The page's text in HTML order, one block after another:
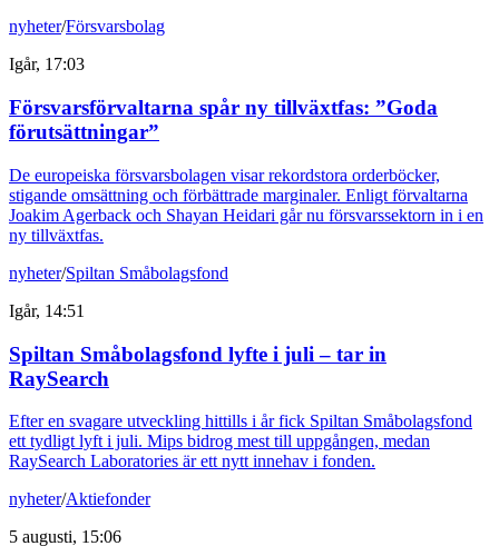
nyheter/Försvarsbolag
Igår, 17:03
Försvarsförvaltarna spår ny tillväxtfas: ”Goda
förutsättningar”
De europeiska försvarsbolagen visar rekordstora orderböcker,
stigande omsättning och förbättrade marginaler. Enligt förvaltarna
Joakim Agerback och Shayan Heidari går nu försvarssektorn in i en
ny tillväxtfas.
nyheter/Spiltan Småbolagsfond
Igår, 14:51
Spiltan Småbolagsfond lyfte i juli – tar in
RaySearch
Efter en svagare utveckling hittills i år fick Spiltan Småbolagsfond
ett tydligt lyft i juli. Mips bidrog mest till uppgången, medan
RaySearch Laboratories är ett nytt innehav i fonden.
nyheter/Aktiefonder
5 augusti, 15:06